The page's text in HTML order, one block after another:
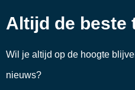
Altijd de beste
Wil je altijd op de hoogte
nieuws?